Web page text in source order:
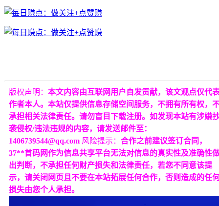
版权声明： 本文内容由互联网用户自发贡献，该文观点仅代
作者本人。本站仅提供信息存储空间服务，不拥有所有权，
承担相关法律责任。请勿盲目下载注册。如发现本站有涉嫌
袭侵权/违法违规的内容，请发送邮件至：
1406739544@qq.com 风险提示： 合作之前建议签订合同，
37**首码网作为信息共享平台无法对信息的真实性及准确性
出判断，不承担任何财产损失和法律责任，若您不同意该提
示，请关闭网页且不要在本站拓展任何合作，否则造成的任
损失由您个人承担。